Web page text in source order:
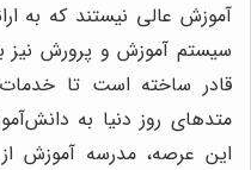
آموزش عالی نیستند که به
سیستم آموزش و پرورش نیز
قادر ساخته است تا
متدهای روز دنیا به
این عرصه، مدرسه آموزش